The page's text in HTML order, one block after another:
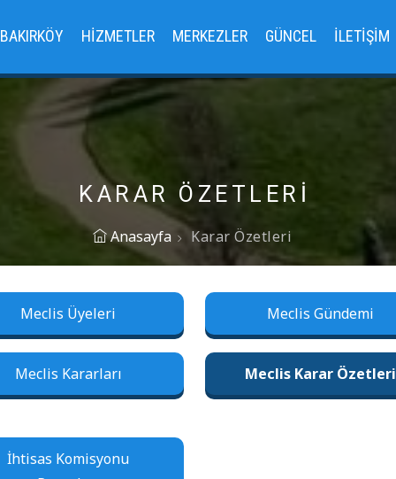
BAKIRKÖY HIZMETLER MERKEZLER GÜNCEL İLETIŞIM
KARAR ÖZETLERI
Anasayfa Karar Özetleri
Meclis Üyeleri Meclis Gündemi
Meclis Kararları Meclis Karar Özetleri
İhtisas Komisyonu